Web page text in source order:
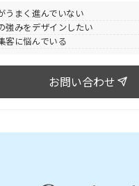
うまく進んでいない
強みをデザインしたい
客に悩んでいる
お問い合わせ